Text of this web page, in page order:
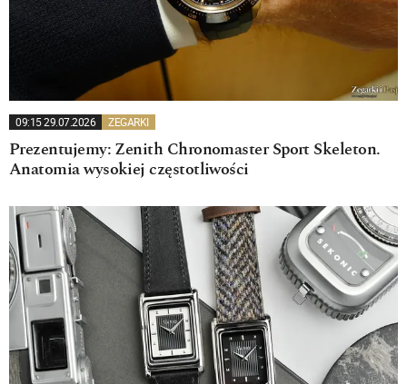
09:15 29.07.2026 ZEGARKI
Prezentujemy: Zenith Chronomaster Sport Skeleton.
Anatomia wysokiej częstotliwości